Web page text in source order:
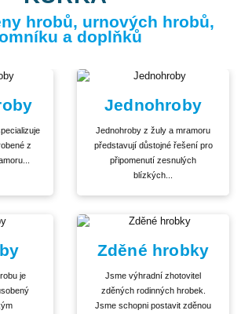
hrobů, urnových hrobů,
a doplňků
z
Jednohroby
Jednohroby z žuly a mramoru
představují důstojné řešení pro
připomenutí zesnulých
blízkých...
je
Zděné hrobky
Jsme výhradní zhotovitel
zděných rodinných hrobek.
Jsme schopni postavit zděnou